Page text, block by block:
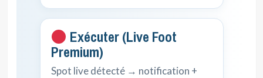
Exécuter (Live Foot
Premium)
Spot live détecté → notification +